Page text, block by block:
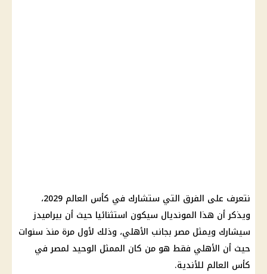
نتعرف على الفرق التي ستشارك في كأس العالم 2029،
ويذكر أن هذا المونديال سيكون استثنائيا حيث أن بيراميدز
سيشارك ويمثل مصر بجانب الأهلي، وذلك لأول مرة منذ سنوات
حيث أن الأهلي فقط هو من كان الممثل الوحيد لمصر في
كأس العالم للأندية.